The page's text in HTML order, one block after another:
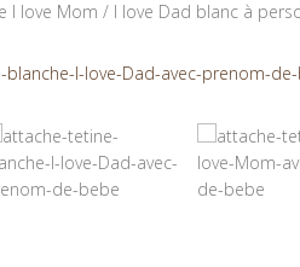
I love Mom / I love Dad blanc à